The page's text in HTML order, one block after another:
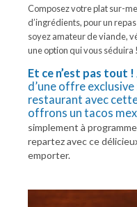
Composez votre plat sur-
d’ingrédients, pour un
soyez amateur de viande,
une option qui vous séduira !
Et ce n’est pas tout !
d’une offre
restaurant avec
offrons un tacos
simplement à
repartez avec ce
emporter.